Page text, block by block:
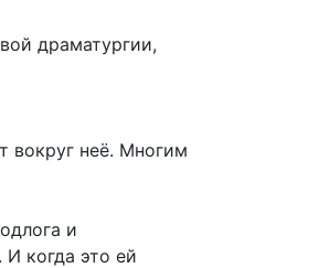
драматургии,
вокруг неё. Многим
и
когда это ей